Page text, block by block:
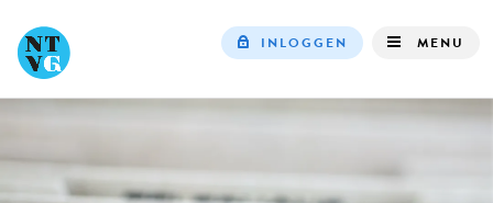
navigation
INLOGGEN MENU